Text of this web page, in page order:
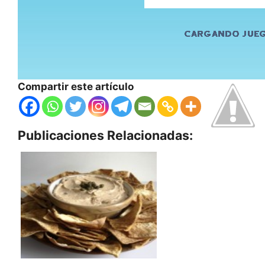
Compartir este artículo
Publicaciones Relacionadas: